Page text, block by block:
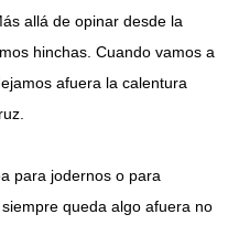
allá de opinar desde la
hinchas. Cuando vamos a
afuera la calentura
para jodernos o para
queda algo afuera no